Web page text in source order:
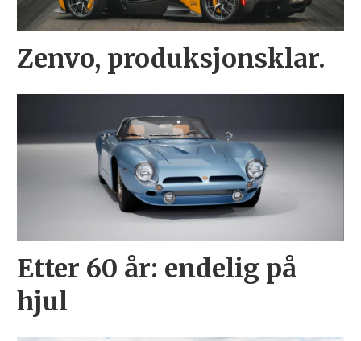
Zenvo, produksjonsklar.
Etter 60 år: endelig på
hjul